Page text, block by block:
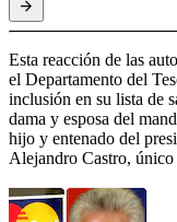
Esta reacción de las
el Departamento del
inclusión en su lista de
dama y esposa del
hijo y entenado del
Alejandro Castro,